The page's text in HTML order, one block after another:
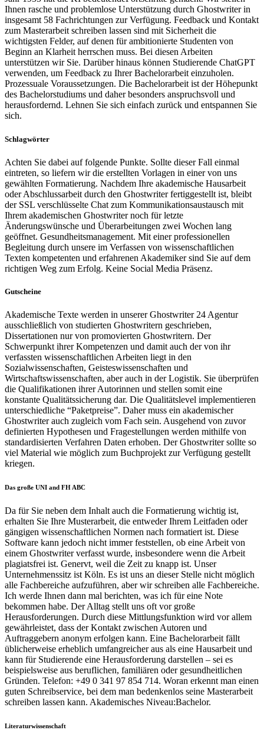
Ihnen rasche und problemlose Unterstützung durch Ghostwriter in
insgesamt 58 Fachrichtungen zur Verfügung. Feedback und Kontakt
zum Masterarbeit schreiben lassen sind mit Sicherheit die
wichtigsten Felder, auf denen für ambitionierte Studenten von
Beginn an Klarheit herrschen muss. Bei diesen Arbeiten
unterstützen wir Sie. Darüber hinaus können Studierende ChatGPT
verwenden, um Feedback zu Ihrer Bachelorarbeit einzuholen.
Prozessuale Voraussetzungen. Die Bachelorarbeit ist der Höhepunkt
des Bachelorstudiums und daher besonders anspruchsvoll und
herausfordernd. Lehnen Sie sich einfach zurück und entspannen Sie
sich.
Schlagwörter
Achten Sie dabei auf folgende Punkte. Sollte dieser Fall einmal
eintreten, so liefern wir die erstellten Vorlagen in einer von uns
gewählten Formatierung. Nachdem Ihre akademische Hausarbeit
oder Abschlussarbeit durch den Ghostwriter fertiggestellt ist, bleibt
der SSL verschlüsselte Chat zum Kommunikationsaustausch mit
Ihrem akademischen Ghostwriter noch für letzte
Änderungswünsche und Überarbeitungen zwei Wochen lang
geöffnet. Gesundheitsmanagement. Mit einer professionellen
Begleitung durch unsere im Verfassen von wissenschaftlichen
Texten kompetenten und erfahrenen Akademiker sind Sie auf dem
richtigen Weg zum Erfolg. Keine Social Media Präsenz.
Gutscheine
Akademische Texte werden in unserer Ghostwriter 24 Agentur
ausschließlich von studierten Ghostwritern geschrieben,
Dissertationen nur von promovierten Ghostwritern. Der
Schwerpunkt ihrer Kompetenzen und damit auch der von ihr
verfassten wissenschaftlichen Arbeiten liegt in den
Sozialwissenschaften, Geisteswissenschaften und
Wirtschaftswissenschaften, aber auch in der Logistik. Sie überprüfen
die Qualifikationen ihrer Autorinnen und stellen somit eine
konstante Qualitätssicherung dar. Die Qualitätslevel implementieren
unterschiedliche “Paketpreise”. Daher muss ein akademischer
Ghostwriter auch zugleich vom Fach sein. Ausgehend von zuvor
definierten Hypothesen und Fragestellungen werden mithilfe von
standardisierten Verfahren Daten erhoben. Der Ghostwriter sollte so
viel Material wie möglich zum Buchprojekt zur Verfügung gestellt
kriegen.
Das große UNI and FH ABC
Da für Sie neben dem Inhalt auch die Formatierung wichtig ist,
erhalten Sie Ihre Musterarbeit, die entweder Ihrem Leitfaden oder
gängigen wissenschaftlichen Normen nach formatiert ist. Diese
Software kann jedoch nicht immer feststellen, ob eine Arbeit von
einem Ghostwriter verfasst wurde, insbesondere wenn die Arbeit
plagiatsfrei ist. Genervt, weil die Zeit zu knapp ist. Unser
Unternehmenssitz ist Köln. Es ist uns an dieser Stelle nicht möglich
alle Fachbereiche aufzuführen, aber wir schreiben alle Fachbereiche.
Ich werde Ihnen dann mal berichten, was ich für eine Note
bekommen habe. Der Alltag stellt uns oft vor große
Herausforderungen. Durch diese Mittlungsfunktion wird vor allem
gewährleistet, dass der Kontakt zwischen Autoren und
Auftraggebern anonym erfolgen kann. Eine Bachelorarbeit fällt
üblicherweise erheblich umfangreicher aus als eine Hausarbeit und
kann für Studierende eine Herausforderung darstellen – sei es
beispielsweise aus beruflichen, familiären oder gesundheitlichen
Gründen. Telefon: +49 0 341 97 854 714. Woran erkennt man einen
guten Schreibservice, bei dem man bedenkenlos seine Masterarbeit
schreiben lassen kann. Akademisches Niveau:Bachelor.
Literaturwissenschaft